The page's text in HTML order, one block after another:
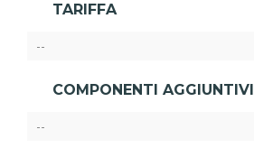
TARIFFA
--
COMPONENTI AGGIUNTIVI
--